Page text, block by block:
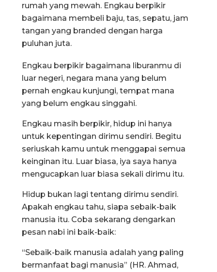
rumah yang mewah. Engkau berpikir
bagaimana membeli baju, tas, sepatu, jam
tangan yang branded dengan harga
puluhan juta.
Engkau berpikir bagaimana liburanmu di
luar negeri, negara mana yang belum
pernah engkau kunjungi, tempat mana
yang belum engkau singgahi.
Engkau masih berpikir, hidup ini hanya
untuk kepentingan dirimu sendiri. Begitu
seriuskah kamu untuk menggapai semua
keinginan itu. Luar biasa, iya saya hanya
mengucapkan luar biasa sekali dirimu itu.
Hidup bukan lagi tentang dirimu sendiri.
Apakah engkau tahu, siapa sebaik-baik
manusia itu. Coba sekarang dengarkan
pesan nabi ini baik-baik:
“Sebaik-baik manusia adalah yang paling
bermanfaat bagi manusia” (HR. Ahmad,